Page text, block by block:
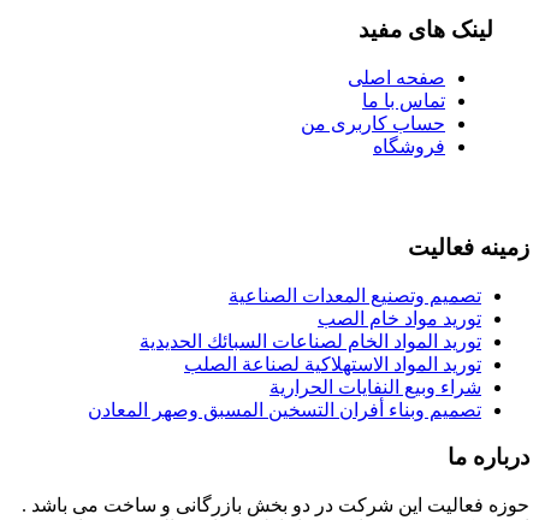
لینک های مفید
صفحه اصلی
تماس با ما
حساب کاربری من
فروشگاه
زمینه فعالیت
تصميم وتصنيع المعدات الصناعية
توريد مواد خام الصب
توريد المواد الخام لصناعات السبائك الحديدية
توريد المواد الاستهلاكية لصناعة الصلب
شراء وبيع النفايات الحرارية
تصميم وبناء أفران التسخين المسبق وصهر المعادن
درباره ما
حوزه فعالیت این شرکت در دو بخش بازرگانی و ساخت می باشد .